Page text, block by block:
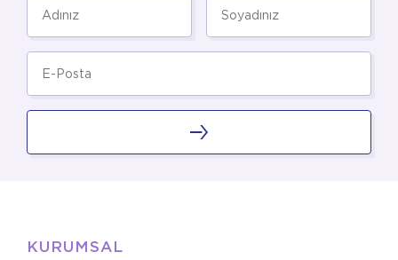
KURUMSAL